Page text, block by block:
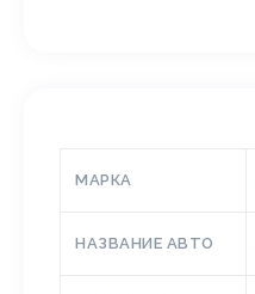
МАРКА
НАЗВАНИЕ АВТО